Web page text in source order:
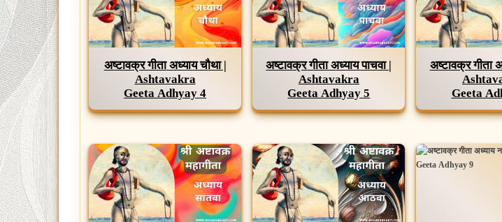
अष्टावक्र गीता अध्याय चौथा |
Ashtavakra
Geeta Adhyay 4
अष्टावक्र गीता अध्याय पाचवा |
Ashtavakra
Geeta Adhyay 5
अष्टावक्र गीता
Geeta